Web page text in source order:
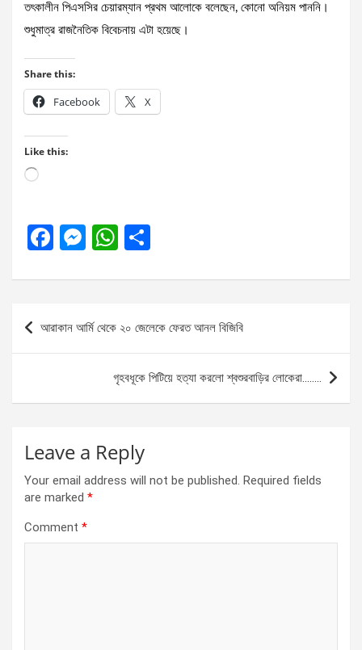
তৎকালীন পিএসসির চেয়ারম্যান প্রথম আলোকে বলেছেন, কোনো অনিয়ম পাননি।
শুধুমাত্র রাজনৈতিক বিবেচনায় এটা হয়েছে।
Share this:
Facebook X
Like this:
Loading…
F
ce
o
M
se
n
g
W
at
A
p
p
ar
Post
navigation
আরাকান আর্মি থেকে ২০ জেলেকে ফেরত আনল বিজিবি
গৃহবধূকে পিটিয়ে হত্যা করলো শ্বশুরবাড়ির লোকেরা……..
Leave a Reply
Your email address will not be published. Required fields
are marked *
Comment *